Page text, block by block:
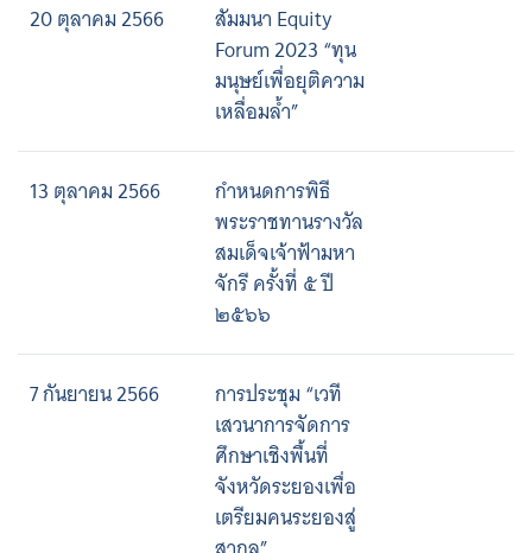
20 ตุลาคม 2566
สัมมนา Equity
Forum 2023 “ทุน
มนุษย์เพื่อยุติความ
เหลื่อมล้ำ”
13 ตุลาคม 2566
กำหนดการพิธี
พระราชทานรางวัล
สมเด็จเจ้าฟ้ามหา
จักรี ครั้งที่ ๕ ปี
๒๕๖๖
7 กันยายน 2566
การประชุม “เวที
เสวนาการจัดการ
ศึกษาเชิงพื้นที่
จังหวัดระยองเพื่อ
เตรียมคนระยองสู่